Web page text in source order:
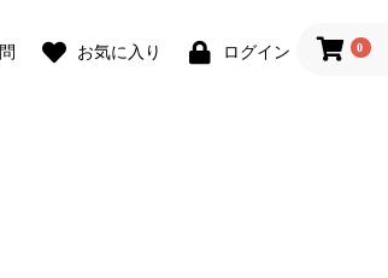
お気に入り ログイン 0